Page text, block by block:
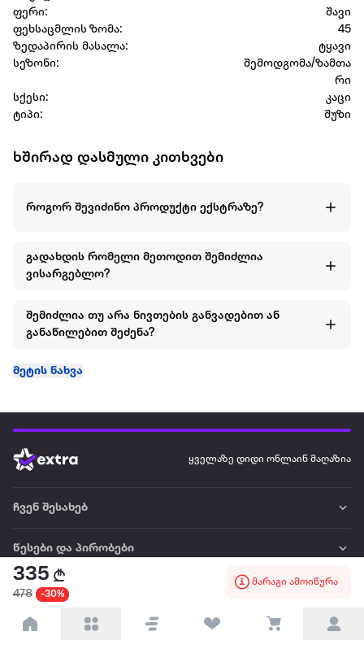
335
478 -30%
მარაგი ამოიწურა
ფერი:
შავი
ფეხსაცმლის ზომა:
45
ზედაპირის მასალა:
ტყავი
სეზონი:
შემოდგომა/ზამთა
რი
სქესი:
კაცი
ტიპი:
შუზი
ხშირად დასმული კითხვები
როგორ შევიძინო პროდუქტი ექსტრაზე?
გადახდის რომელი მეთოდით შემიძლია
ვისარგებლო?
შემიძლია თუ არა ნივთების განვადებით ან
განაწილებით შეძენა?
მეტის ნახვა
ყველაზე დიდი ონლაინ მაღაზია
ჩვენ შესახებ
წესები და პირობები
პარტნიორებისთვის
ტრენდული